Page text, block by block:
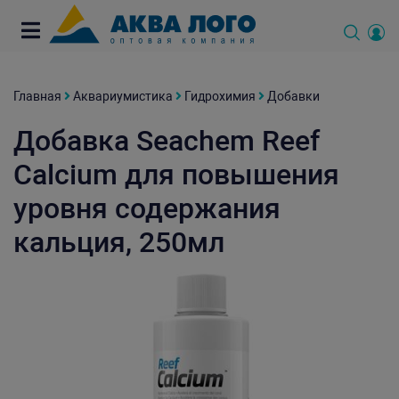
Главная Аквариумистика Гидрохимия Добавки
Добавка Seachem Reef
Calcium для повышения
уровня содержания
кальция, 250мл